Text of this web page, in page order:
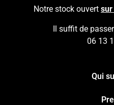
Notre stock ouvert
Il suffit de
06 13
Qui